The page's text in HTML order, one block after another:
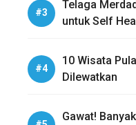
Telaga
untuk Self
10 Wisata
Dilewatkan
Gawat!